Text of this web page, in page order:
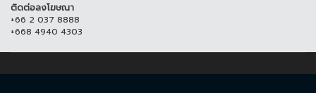
ติดต่อลงโฆษณา
+66 2 037 8888
+668 4940 4303
© COPYRIGHT 2017 THAICH8.COM, ALL RIGHT RESERVED.